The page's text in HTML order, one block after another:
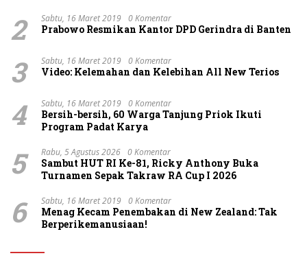
2 Sabtu, 16 Maret 2019 0 Komentar
Prabowo Resmikan Kantor DPD Gerindra di Banten
3 Sabtu, 16 Maret 2019 0 Komentar
Video: Kelemahan dan Kelebihan All New Terios
4 Sabtu, 16 Maret 2019 0 Komentar
Bersih-bersih, 60 Warga Tanjung Priok Ikuti
Program Padat Karya
5 Rabu, 5 Agustus 2026 0 Komentar
Sambut HUT RI Ke-81, Ricky Anthony Buka
Turnamen Sepak Takraw RA Cup I 2026
6 Sabtu, 16 Maret 2019 0 Komentar
Menag Kecam Penembakan di New Zealand: Tak
Berperikemanusiaan!